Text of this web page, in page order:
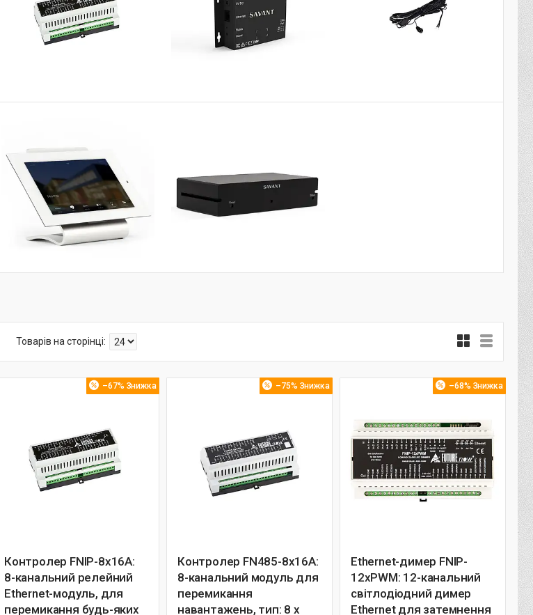
–67%
Контролер FNIP-8x16A:
8-канальний релейний
Ethernet-модуль, для
перемикання будь-яких
–75%
Контролер FN485-8x16A:
8-канальний модуль для
перемикання
навантажень, тип: 8 x
–68%
Ethernet-димер FNIP-
12xPWM: 12-канальний
світлодіодний димер
Ethernet для затемнення